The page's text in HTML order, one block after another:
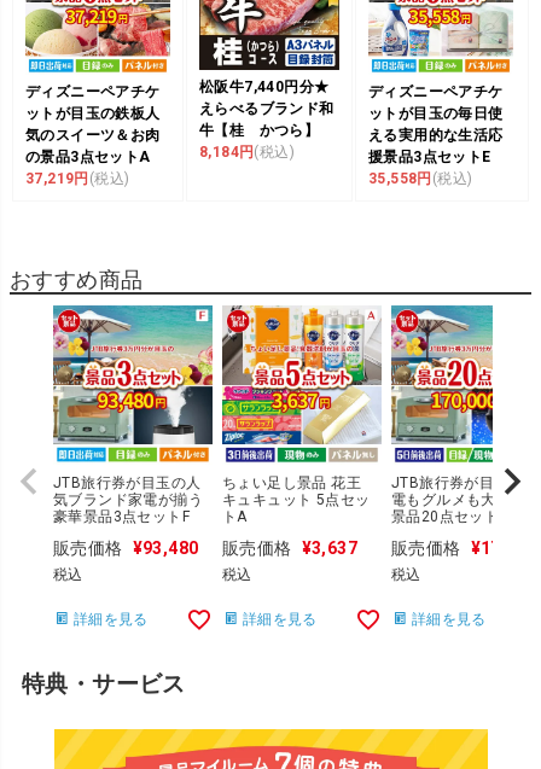
ディズニーペアチケ
ットが目玉の鉄板人
気のスイーツ＆お肉
の景品3点セットA
37,219円 (税込)
松阪牛7,440円分★
えらべるブランド和
牛【桂 かつら】
8,184円 (税込)
ディズニーペアチケ
ットが目玉の毎日使
える実用的な生活応
援景品3点セットE
35,558円 (税込)
おすすめ商品
JTB旅行券が目玉の人
気ブランド家電が揃う
豪華景品3点セットF
販売価格 ¥93,480
税込
詳細を見る
ちょい足し景品 花王
キュキュット 5点セッ
トA
販売価格 ¥3,637
税込
詳細を見る
JTB旅行券が目玉の家
電もグルメも大満足の
景品20点セットC
販売価格 ¥
税込
詳細を見る
特典・サービス